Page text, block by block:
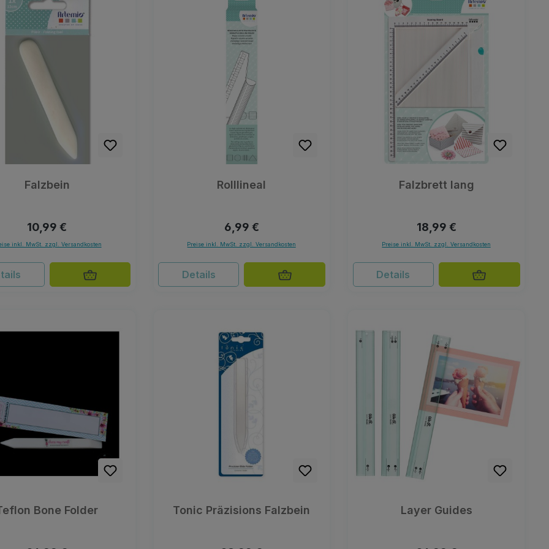
Falzbein
Regulärer Preis:
10,99 €
inkl. MwSt. zzgl. Versandkosten
Rolllineal
Regulärer Preis:
6,99 €
Preise inkl. MwSt. zzgl. Versandkosten
Details
Falzbrett lang
Regulärer Preis:
18,99 €
Preise inkl. MwSt. zzgl. Versandkosten
Details
Bone Folder Tonic Präzisions Falzbein Layer Guides